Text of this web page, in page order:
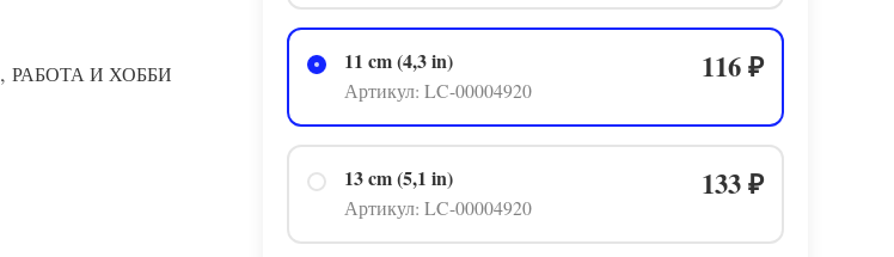
, РАБОТА И ХОББИ 11 cm (4,3 in)
Артикул: LC-00004920
116 ₽
13 cm (5,1 in)
Артикул: LC-00004920
133 ₽